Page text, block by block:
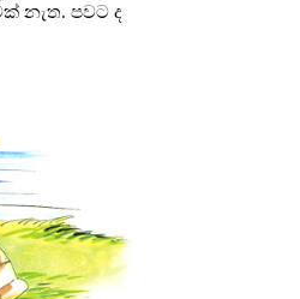
නැත. පවට ද